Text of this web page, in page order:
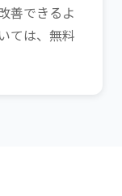
善できるよ
ては、無料